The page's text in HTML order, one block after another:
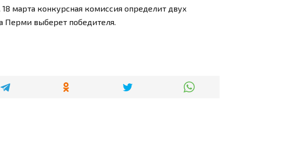
18 марта конкурсная комиссия определит двух
Перми выберет победителя.